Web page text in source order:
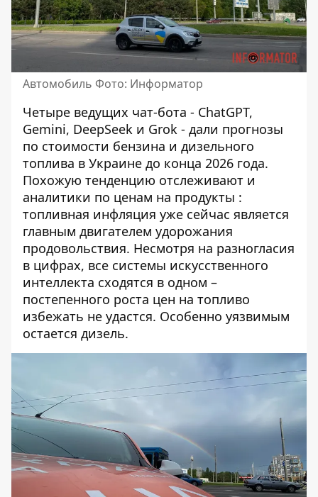
Автомобиль Фото: Информатор
Четыре ведущих чат-бота - ChatGPT,
Gemini, DeepSeek и Grok - дали прогнозы
по стоимости бензина и дизельного
топлива в Украине до конца 2026 года.
Похожую тенденцию отслеживают и
аналитики по ценам на продукты :
топливная инфляция уже сейчас является
главным двигателем удорожания
продовольствия. Несмотря на разногласия
в цифрах, все системы искусственного
интеллекта сходятся в одном –
постепенного роста цен на топливо
избежать не удастся. Особенно уязвимым
остается дизель.